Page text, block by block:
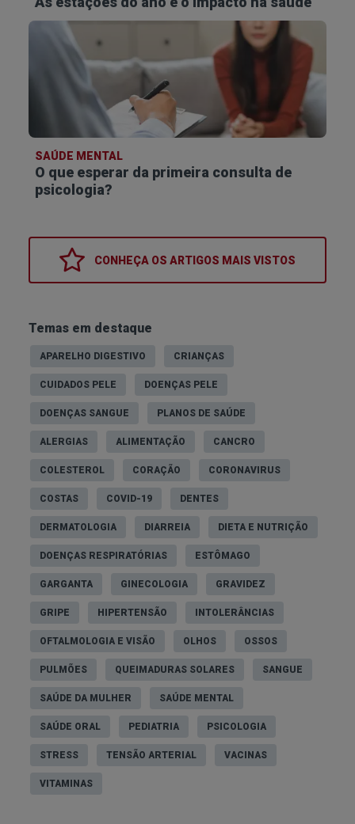
ter apoio e ajuda porque é possível reduzir os
sintomas.
SAÚDE MENTAL
O que esperar da primeira consulta de
psicologia?
CONHEÇA OS ARTIGOS MAIS VISTOS
Temas em destaque
APARELHO DIGESTIVO CRIANÇAS
CUIDADOS PELE DOENÇAS PELE
DOENÇAS SANGUE PLANOS DE SAÚDE
ALERGIAS ALIMENTAÇÃO CANCRO
COLESTEROL CORAÇÃO CORONAVIRUS
COSTAS COVID-19 DENTES
DERMATOLOGIA DIARREIA DIETA E NUTRIÇÃO
DOENÇAS RESPIRATÓRIAS ESTÔMAGO
GARGANTA GINECOLOGIA GRAVIDEZ
GRIPE HIPERTENSÃO INTOLERÂNCIAS
OFTALMOLOGIA E VISÃO OLHOS OSSOS
PULMÕES QUEIMADURAS SOLARES SANGUE
SAÚDE DA MULHER SAÚDE MENTAL
SAÚDE ORAL PEDIATRIA PSICOLOGIA
STRESS TENSÃO ARTERIAL VACINAS
VITAMINAS